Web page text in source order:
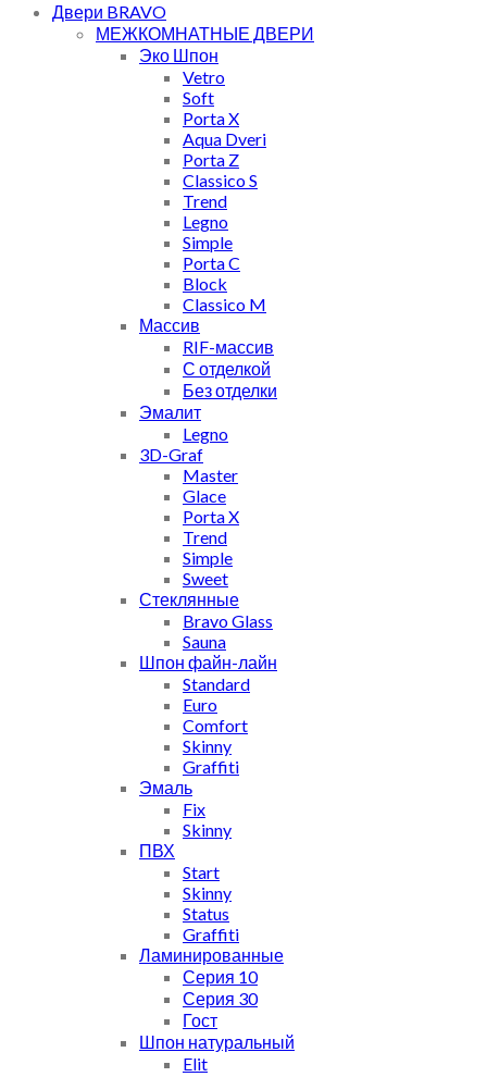
Двери BRAVO
МЕЖКОМНАТНЫЕ ДВЕРИ
Эко Шпон
Vetro
Soft
Porta X
Aqua Dveri
Porta Z
Classico S
Trend
Legno
Simple
Porta C
Block
Classico M
Массив
RIF-массив
С отделкой
Без отделки
Эмалит
Legno
3D-Graf
Master
Glace
Porta X
Trend
Simple
Sweet
Стеклянные
Bravo Glass
Sauna
Шпон файн-лайн
Standard
Euro
Comfort
Skinny
Graffiti
Эмаль
Fix
Skinny
ПВХ
Start
Skinny
Status
Graffiti
Ламинированные
Серия 10
Серия 30
Гост
Шпон натуральный
Elit